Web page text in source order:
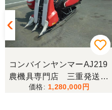
コンバインの購入を
働時間など条件が合
現物を確認すること
取りをして信頼でき
真と説明のみで購入
働はしてませんが作
で今年の刈り取りが
ました
コンバインヤンマーAJ219
農機具専門店 三重発送整
備済み
1,280,000